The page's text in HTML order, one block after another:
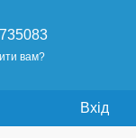
вам?
Вхід